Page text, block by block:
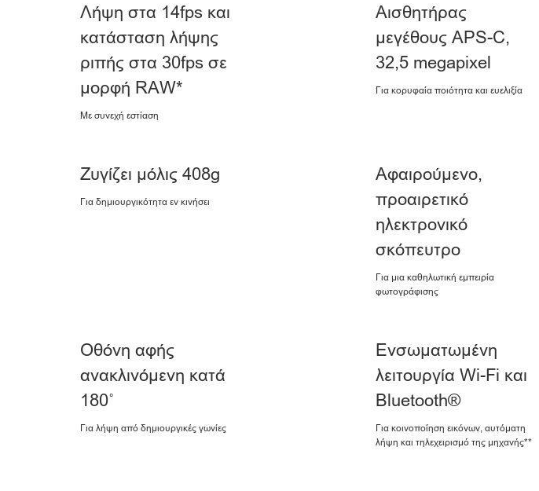
Λήψη στα 14fps και
κατάσταση λήψης
ριπής στα 30fps σε
μορφή RAW*
Με συνεχή εστίαση
Αισθητήρας
μεγέθους APS-C,
32,5 megapixel
Για κορυφαία ποιότητα και ευελιξία
Ζυγίζει μόλις 408g
Για δημιουργικότητα εν κινήσει
Αφαιρούμενο,
προαιρετικό
ηλεκτρονικό
σκόπευτρο
Για μια καθηλωτική εμπειρία
φωτογράφισης
Οθόνη αφής
ανακλινόμενη κατά
180˚
Για λήψη από δημιουργικές γωνίες
Ενσωματωμένη
λειτουργία Wi-Fi και
Bluetooth®
Για κοινοποίηση εικόνων, αυτόματη
λήψη και τηλεχειρισμό της μηχανής**